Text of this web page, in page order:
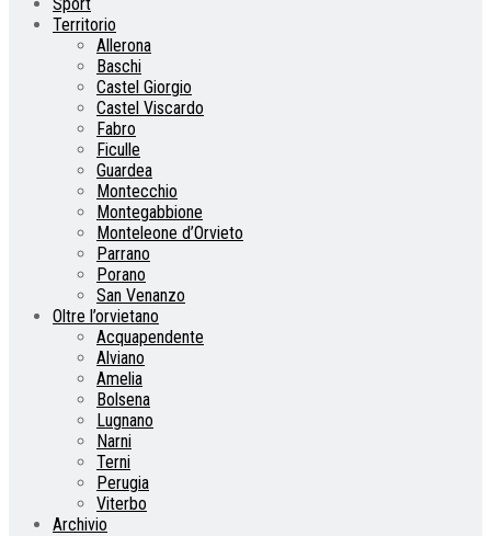
Territorio
Allerona
Baschi
Castel Giorgio
Castel Viscardo
Fabro
Ficulle
Guardea
Montecchio
Montegabbione
Monteleone d’Orvieto
Parrano
Porano
San Venanzo
Oltre l’orvietano
Acquapendente
Alviano
Amelia
Bolsena
Lugnano
Narni
Terni
Perugia
Viterbo
Archivio